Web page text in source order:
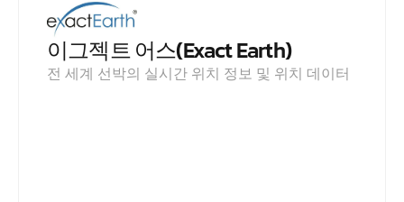
이그젝트 어스(Exact Earth)
전 세계 선박의 실시간 위치 정보 및 위치 데이터